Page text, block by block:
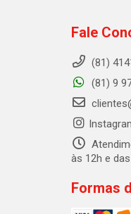
Fale
(81)
(81) 9
às 12h e
Formas